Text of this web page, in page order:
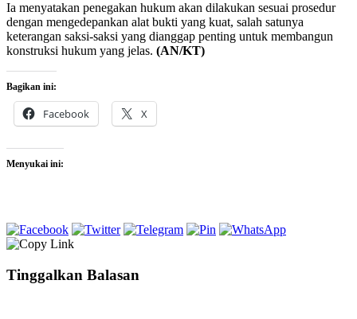
Ia menyatakan penegakan hukum akan dilakukan sesuai prosedur
dengan mengedepankan alat bukti yang kuat, salah satunya
keterangan saksi-saksi yang dianggap penting untuk membangun
konstruksi hukum yang jelas. (AN/KT)
Bagikan ini:
Facebook X
Menyukai ini:
Tinggalkan Balasan